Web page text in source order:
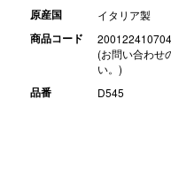
原産国 イタリア製
商品コード
(お問い合わせ
い。)
品番 D545